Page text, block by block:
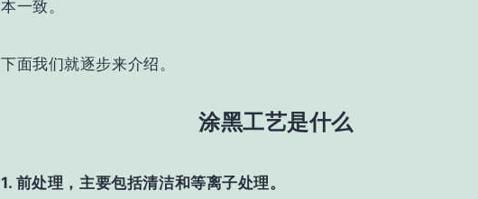
本一致。
下面我们就逐步来介绍。
涂黑工艺是什么
1. 前处理，主要包括清洁和等离子处理。